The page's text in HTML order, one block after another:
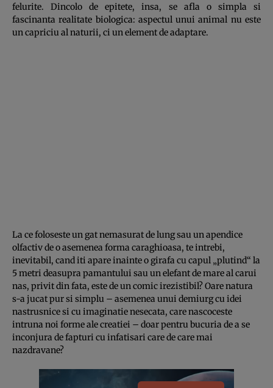
felurite. Dincolo de epitete, insa, se afla o simpla si
fascinanta realitate biologica: aspectul unui animal nu este
un capriciu al naturii, ci un element de adaptare.
La ce foloseste un gat nemasurat de lung sau un apendice
olfactiv de o asemenea forma caraghioasa, te intrebi,
inevitabil, cand iti apare inainte o girafa cu capul „plutind“ la
5 metri deasupra pamantului sau un elefant de mare al carui
nas, privit din fata, este de un comic irezistibil? Oare natura
s-a jucat pur si simplu – asemenea unui demiurg cu idei
nastrusnice si cu imaginatie nesecata, care nascoceste
intruna noi forme ale creatiei – doar pentru bucuria de a se
inconjura de fapturi cu infatisari care de care mai
nazdravane?